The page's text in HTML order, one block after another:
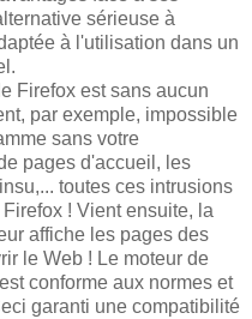
sérieuse à
à l'utilisation dans un
Firefox est sans aucun
par exemple, impossible
sans votre
pages d'accueil, les
toutes ces intrusions
! Vient ensuite, la
affiche les pages des
le Web ! Le moteur de
conforme aux normes et
garanti une compatibilité